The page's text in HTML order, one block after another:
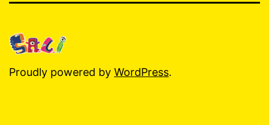
Proudly powered by WordPress.